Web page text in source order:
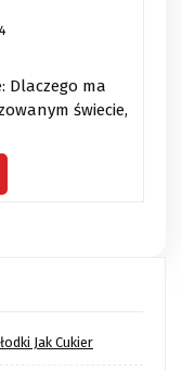
Dlaczego ma
świecie,
Jak Cukier